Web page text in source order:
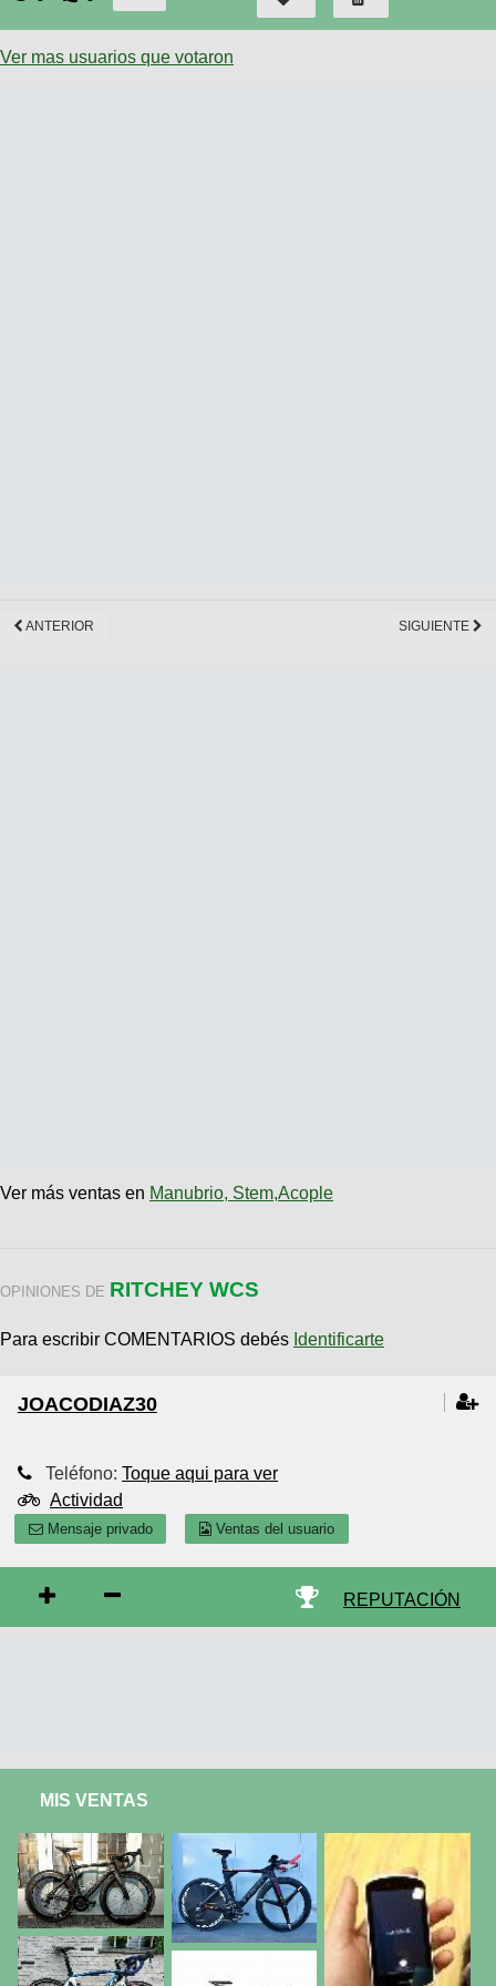
Ver mas usuarios que votaron
ANTERIOR SIGUIENTE
Ver más ventas en Manubrio, Stem,Acople
OPINIONES DE RITCHEY WCS
Para escribir COMENTARIOS debés Identificarte
JOACODIAZ30
Teléfono: Toque aqui para ver
Actividad
Mensaje privado Ventas del usuario
REPUTACIÓN
MIS VENTAS